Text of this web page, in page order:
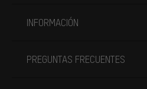
INFORMACIÓN
PREGUNTAS FRECUENTES